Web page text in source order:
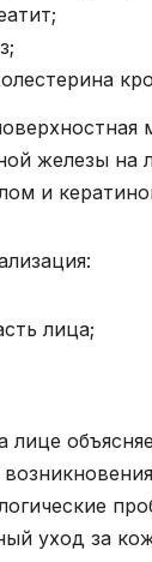
железы на
и
лица;
лице
уход за